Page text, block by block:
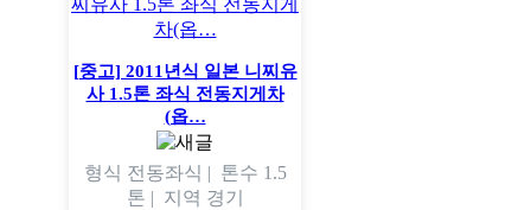
[중고] 2011년식 일본 니찌유
사 1.5톤 좌식 전동지게차
(옵…
형식 전동좌식 | 톤수 1.5
톤 | 지역 경기